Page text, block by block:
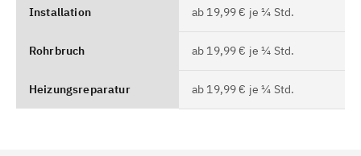
Installation ab 19,99 € je ¼ Std.
Rohrbruch ab 19,99 € je ¼ Std.
Heizungsreparatur ab 19,99 € je ¼ Std.